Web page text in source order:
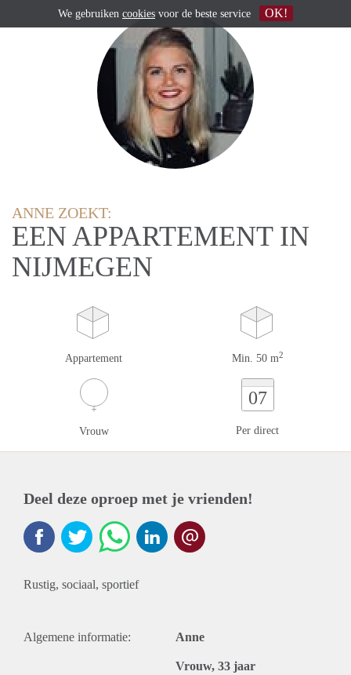
ANNE ZOEKT:
EEN APPARTEMENT IN
NIJMEGEN
Appartement Min. 50 m2
Vrouw
07
Per direct
Deel deze oproep met je vrienden!
Rustig, sociaal, sportief
Algemene informatie: Anne
Vrouw, 33 jaar
We gebruiken cookies voor de beste service OK!